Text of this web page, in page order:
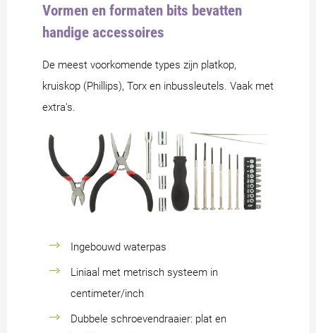
Vormen en formaten bits bevatten
handige accessoires
De meest voorkomende types zijn platkop,
kruiskop (Phillips), Torx en inbussleutels. Vaak met
extra's.
Ingebouwd waterpas
Liniaal met metrisch systeem in
centimeter/inch
Dubbele schroevendraaier: plat en